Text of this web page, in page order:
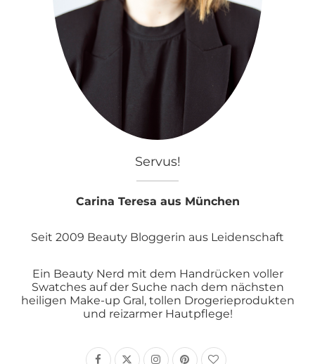
Servus!
Carina Teresa aus München
Seit 2009 Beauty Bloggerin aus Leidenschaft
Ein Beauty Nerd mit dem Handrücken voller
Swatches auf der Suche nach dem nächsten
heiligen Make-up Gral, tollen Drogerieprodukten
und reizarmer Hautpflege!